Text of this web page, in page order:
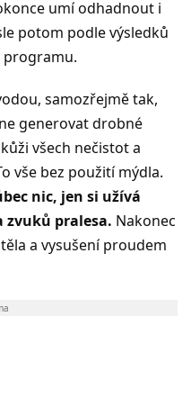
umí odhadnout i
potom podle výsledků
samozřejmě tak,
generovat drobné
všech nečistot a
vše bez použití mýdla.
nic, jen si užívá
zvuků pralesa. Nakonec
a vysušení proudem